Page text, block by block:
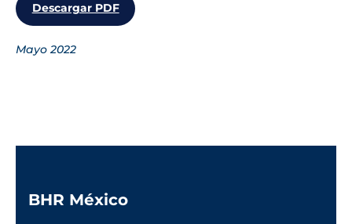
Descargar PDF
Mayo 2022
BHR México